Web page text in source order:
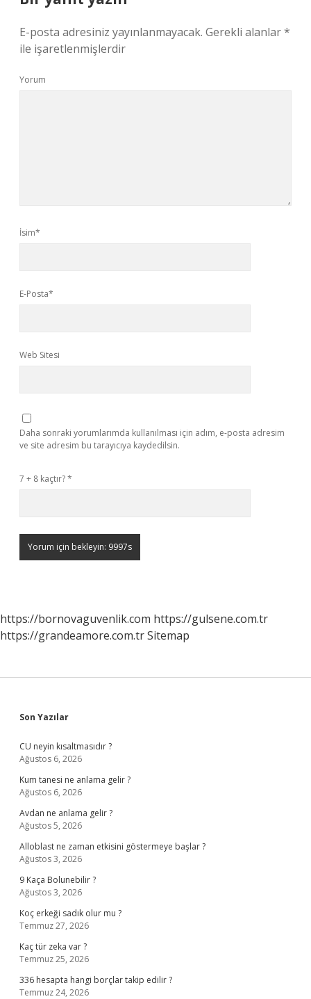
E-posta adresiniz yayınlanmayacak. Gerekli alanlar*
ile işaretlenmişlerdir
Yorum
İsim*
E-Posta*
Web Sitesi
Daha sonraki yorumlarımda kullanılması için adım, e-posta adresim
ve site adresim bu tarayıcıya kaydedilsin.
7 + 8 kaçtır?*
https://bornovaguvenlik.com https://gulsene.com.tr
https://grandeamore.com.trSitemap
Sidebar
Son Yazılar
CU neyin kısaltmasıdır ?
Ağustos 6, 2026
Kum tanesi ne anlama gelir ?
Ağustos 6, 2026
Avdan ne anlama gelir ?
Ağustos 5, 2026
Alloblast ne zaman etkisini göstermeye başlar ?
Ağustos 3, 2026
9 Kaça Bolunebilir ?
Ağustos 3, 2026
Koç erkeği sadık olur mu ?
Temmuz 27, 2026
Kaç tür zeka var ?
Temmuz 25, 2026
336 hesapta hangi borçlar takip edilir ?
Temmuz 24, 2026